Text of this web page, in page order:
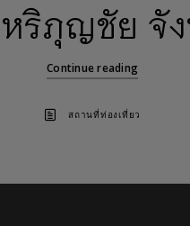
ริภุญชัย จั
Continue reading
สถานที่ท่องเที่ยว